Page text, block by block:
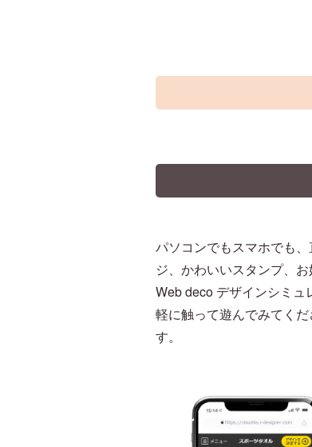
パソコンでもスマホでも
ジ、かわいいスタンプ、
Web deco デザインシミ
軽に触って遊んでみてく
す。